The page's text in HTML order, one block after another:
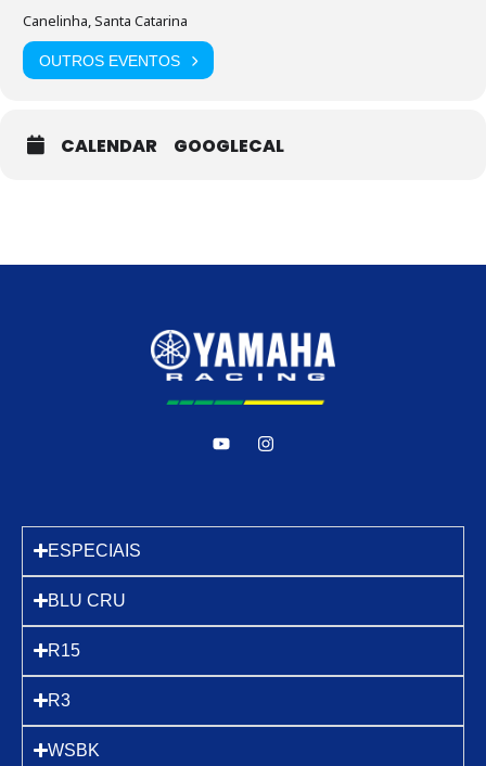
Canelinha, Santa Catarina
OUTROS EVENTOS
CALENDAR GOOGLECAL
ESPECIAIS
BLU CRU
R15
R3
WSBK